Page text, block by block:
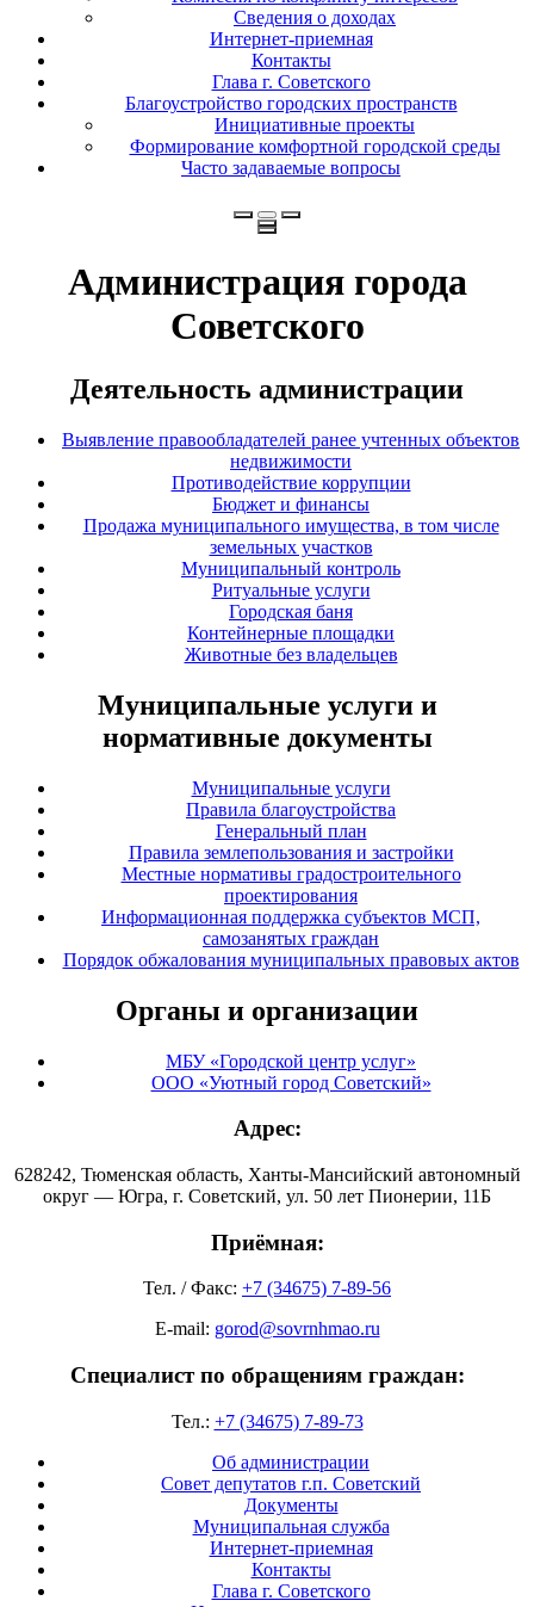
Сведения о доходах
Интернет-приемная
Контакты
Глава г. Советского
Благоустройство городских пространств
Инициативные проекты
Формирование комфортной городской среды
Часто задаваемые вопросы
Администрация города
Советского
Деятельность администрации
Выявление правообладателей ранее учтенных объектов
недвижимости
Противодействие коррупции
Бюджет и финансы
Продажа муниципального имущества, в том числе
земельных участков
Муниципальный контроль
Ритуальные услуги
Городская баня
Контейнерные площадки
Животные без владельцев
Муниципальные услуги и
нормативные документы
Муниципальные услуги
Правила благоустройства
Генеральный план
Правила землепользования и застройки
Местные нормативы градостроительного
проектирования
Информационная поддержка субъектов МСП,
самозанятых граждан
Порядок обжалования муниципальных правовых актов
Органы и организации
МБУ «Городской центр услуг»
ООО «Уютный город Советский»
Адрес:
628242, Тюменская область, Ханты-Мансийский автономный
округ — Югра, г. Советский, ул. 50 лет Пионерии, 11Б
Приёмная:
Тел. / Факс: +7 (34675) 7-89-56
E-mail: gorod@sovrnhmao.ru
Специалист по обращениям граждан:
Тел.: +7 (34675) 7-89-73
Об администрации
Совет депутатов г.п. Советский
Документы
Муниципальная служба
Интернет-приемная
Контакты
Глава г. Советского